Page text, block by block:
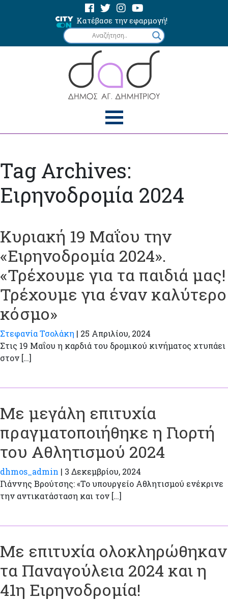
Κατέβασε την εφαρμογή!
Tag Archives:
Ειρηνοδρομία 2024
Κυριακή 19 Μαΐου την
«Ειρηνοδρομία 2024».
«Τρέχουμε για τα παιδιά μας!
Τρέχουμε για έναν καλύτερο
κόσμο»
Στεφανία Τσολάκη | 25 Απριλίου, 2024
Στις 19 Μαΐου η καρδιά του δρομικού κινήματος χτυπάει
στον […]
Με μεγάλη επιτυχία
πραγματοποιήθηκε η Γιορτή
του Αθλητισμού 2024
dhmos_admin | 3 Δεκεμβρίου, 2024
Γιάννης Βρούτσης: «Το υπουργείο Αθλητισμού ενέκρινε
την αντικατάσταση και τον […]
Με επιτυχία ολοκληρώθηκαν
τα Παναγούλεια 2024 και η
41η Ειρηνοδρομία!